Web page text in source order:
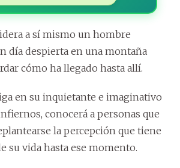
a sí mismo un hombre
día despierta en una montaña
cómo ha llegado hasta allí.
en su inquietante e imaginativo
conocerá a personas que
la percepción que tiene
su vida hasta ese momento.